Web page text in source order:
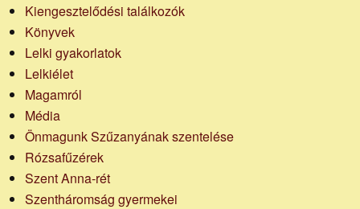
Kiengesztelődési találkozók
Könyvek
Lelki gyakorlatok
Lelkiélet
Magamról
Média
Önmagunk Szűzanyának szentelése
Rózsafűzérek
Szent Anna-rét
Szentháromság gyermekei